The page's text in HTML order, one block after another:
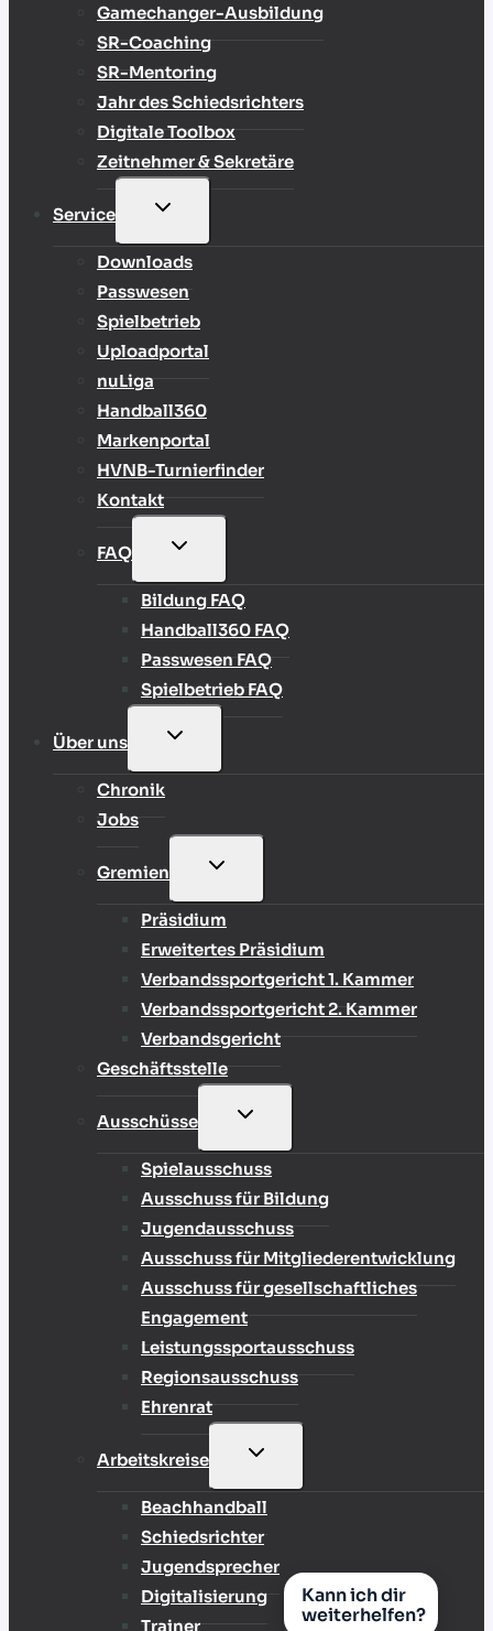
Kann ich dir
weiterhelfen?
Gamechanger-Ausbildung
SR-Coaching
SR-Mentoring
Jahr des Schiedsrichters
Digitale Toolbox
Zeitnehmer & Sekretäre
Service
UNTERMENÜ
Downloads
Passwesen
Spielbetrieb
Uploadportal
nuLiga
Handball360
Markenportal
HVNB-Turnierfinder
Kontakt
FAQ
UNTERMENÜ
Bildung FAQ
Handball360 FAQ
Passwesen FAQ
Spielbetrieb FAQ
Über uns
UNTERMENÜ
Chronik
Jobs
Gremien
UNTERMENÜ
Präsidium
Erweitertes Präsidium
Verbandssportgericht 1. Kammer
Verbandssportgericht 2. Kammer
Verbandsgericht
Geschäftsstelle
Ausschüsse
UNTERMENÜ
Spielausschuss
Ausschuss für Bildung
Jugendausschuss
Ausschuss für Mitgliederentwicklung
Ausschuss für gesellschaftliches
Engagement
Leistungssportausschuss
Regionsausschuss
Ehrenrat
Arbeitskreise
UNTERMENÜ
Beachhandball
Schiedsrichter
Jugendsprecher
Digitalisierung
Trainer